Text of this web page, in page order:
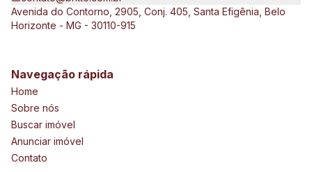
Avenida do Contorno, 2905, Conj. 405, Santa Efigênia, Belo
Horizonte - MG - 30110-915
Navegação rápida
Home
Sobre nós
Buscar imóvel
Anunciar imóvel
Contato